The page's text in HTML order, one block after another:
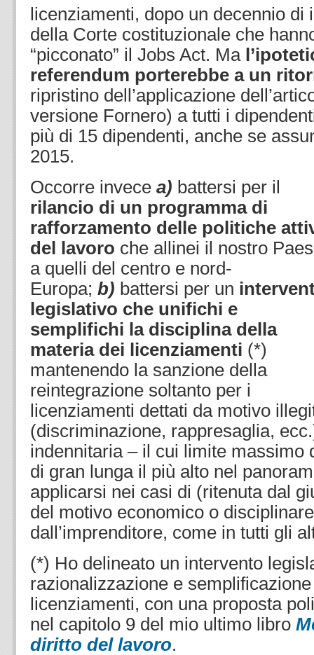
licenziamenti, dopo un decennio
della Corte costituzionale che
“picconato” il Jobs Act. Ma
referendum porterebbe a un
ripristino dell’applicazione
versione Fornero) a tutti i
più di 15 dipendenti, anche se
2015.
Occorre invece a) battersi per il
rilancio di un programma di
rafforzamento delle politiche
del lavoro che allinei il nostro
a quelli del centro e nord-
Europa; b) battersi per un
legislativo che unifichi e
semplifichi la disciplina della
materia dei licenziamenti (*)
mantenendo la sanzione della
reintegrazione soltanto per i
licenziamenti dettati da motivo
(discriminazione, rappresaglia,
indennitaria – il cui limite massimo
di gran lunga il più alto nel
applicarsi nei casi di (ritenuta dal
del motivo economico o
dall’imprenditore, come in tutti gli
(*) Ho delineato un intervento
razionalizzazione e
licenziamenti, con una proposta
nel capitolo 9 del mio ultimo libro
diritto del lavoro.